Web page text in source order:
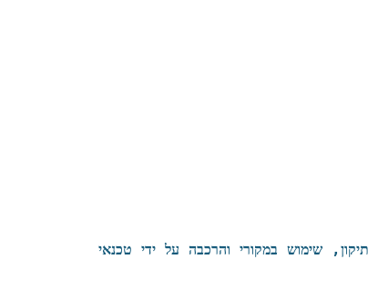
שימוש במקורי והרכבה על ידי טכנאי